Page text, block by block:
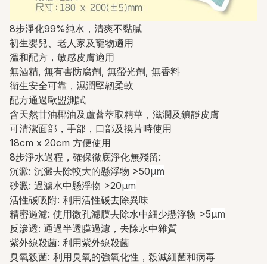
8步淨化99%純水，清爽不黏膩
初生嬰兒、老人家及寵物適用
溫和配方，敏感皮膚適用
無酒精, 無有害防腐劑, 無螢光劑, 無香料
衛生安全可靠，濕潤堅韌柔軟
配方通過歐盟測試
含天然甘油椰油及蘆薈萃取精華，滋潤及鎮靜皮膚
可清潔面部，手部，口部及換片時使用
18cm x 20cm 方便使用
8步淨水過程，確保徹底淨化無殘留:
沉澱: 沉澱去除較大的懸浮物 >50μm
砂澱: 過濾水中懸浮物 >20μm
活性碳吸附: 利用活性碳去除異味
精密過濾: 使用微孔濾膜去除水中細少懸浮物 >5μm
反滲透: 通過半透膜過濾，去除水中雜質
紫外線殺菌: 利用紫外線殺菌
臭氧殺菌: 利用臭氧的強氧化性，殺滅細菌和病毒